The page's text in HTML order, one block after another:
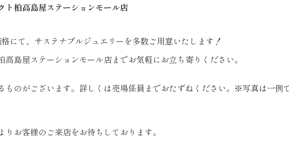
ト柏高島屋ステーションモール店
にて、サステナブルジュエリーを多数ご用意いたします！
高島屋ステーションモール店までお気軽にお立ち寄りください。
のがございます。詳しくは売場係員までおたずねください。※写真は一例で
りお客様のご来店をお待ちしております。